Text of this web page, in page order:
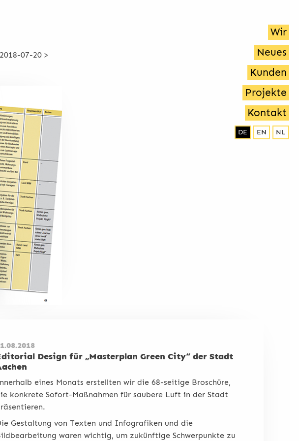
Wir
Neues
Kunden
Projekte
Kontakt
DE EN NL
2018-07-20 >
Design für „Masterplan Green City“ der Stadt
eines Monats erstellten wir die 68-seitige Broschüre,
konkrete Sofort-Maßnahmen für saubere Luft in der Stadt
Gestaltung von Texten und Infografiken und die
waren wichtig, um zukünftige Schwerpunkte zu